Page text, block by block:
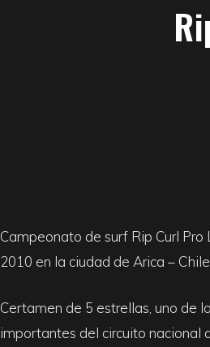
Report
Campeonato de surf Rip Curl
2010 en la ciudad de Arica – Chile.
Certamen de 5 estrellas, uno de
importantes del circuito nacional